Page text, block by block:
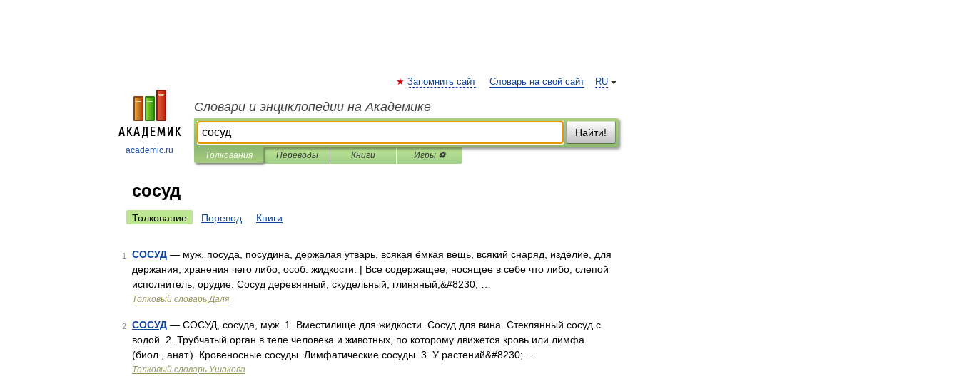
academic.ru
RU
Запомнить сайт Словарь на свой сайт
Словари и энциклопедии на Академике
Найти!
Толкования Переводы Книги Игры ⚽
сосуд
Толкование Перевод Книги
1 СОСУД — муж. посуда, посудина, держалая утварь, всякая ёмкая вещь, всякий снаряд, изделие, для
держания, хранения чего либо, особ. жидкости. | Все содержащее, носящее в себе что либо; слепой
исполнитель, орудие. Сосуд деревянный, скудельный, глиняный,&#8230; …
Толковый словарь Даля
2 СОСУД — СОСУД, сосуда, муж. 1. Вместилище для жидкости. Сосуд для вина. Стеклянный сосуд с
водой. 2. Трубчатый орган в теле человека и животных, по которому движется кровь или лимфа
(биол., анат.). Кровеносные сосуды. Лимфатические сосуды. 3. У растений&#8230; …
Толковый словарь Ушакова